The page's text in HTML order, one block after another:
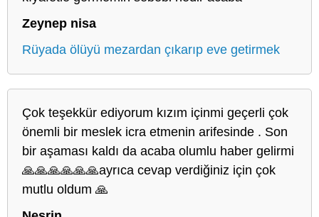
Zeynep nisa
Rüyada ölüyü mezardan çıkarıp eve getirmek
Çok teşekkür ediyorum kızım içinmi geçerli çok
önemli bir meslek icra etmenin arifesinde . Son
bir aşaması kaldı da acaba olumlu haber gelirmi
🙏🙏🙏🙏🙏🙏ayrıca cevap verdiğiniz için çok
mutlu oldum 🙏